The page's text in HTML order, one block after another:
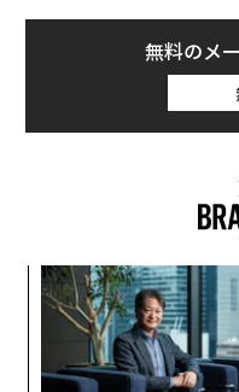
ほとんど色を感じさせ
さを漂わせていた。
リッペス氏はこの特別
mでこう述べている。
「大統領就任式の伝統
現しており、本日はフ
トランプ夫人の装いを
た。トランプ夫人の衣
って制作され、その素
ことを誇りに思います
無料のメ